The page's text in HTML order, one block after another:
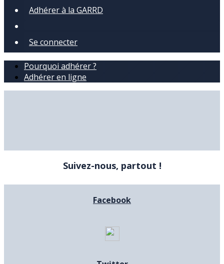
Adhérer à la GARRD
Se connecter
Pourquoi adhérer ?
Adhérer en ligne
Suivez-nous, partout !
Facebook